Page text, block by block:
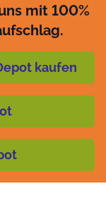
mit 100%
kaufen